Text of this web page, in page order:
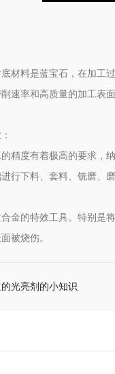
材料是蓝宝石，在加工
速率和高质量的加工表
精度有着极高的要求，
行下料、套料、铣磨、
金的特效工具。特别是
被烧伤。
光亮剂的小知识